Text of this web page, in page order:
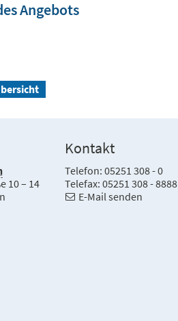
Angebots
10 – 14
Kontakt
Telefon: 05251 308 - 0
Telefax: 05251 308 - 8888
E-Mail senden